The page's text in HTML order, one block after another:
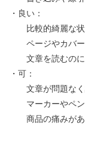
・良い：
比較的綺麗な状
ページやカバー
文章を読むのに
・可：
文章が問題なく
マーカーやペン
商品の痛みがあ